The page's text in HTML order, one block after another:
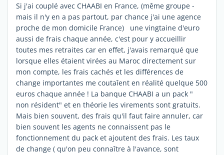
Si j'ai couplé avec CHAABI en France, (même groupe -
mais il n'y en a pas partout, par chance j'ai une agence
proche de mon domicile France) une vingtaine d'euro
aussi de frais chaque année, c'est pour y accueillir
toutes mes retraites car en effet, j'avais remarqué que
lorsque elles étaient virées au Maroc directement sur
mon compte, les frais cachés et les différences de
change importantes me coutaîent en réalité quelque 500
euros chaque année ! La banque CHAABI a un pack "
non résident" et en théorie les virements sont gratuits.
Mais bien souvent, des frais qu'il faut faire annuler, car
bien souvent les agents ne connaissent pas le
fonctionnement du pack et ajoutent des frais. Les taux
de change ( qu'on peu connaître à l'avance, sont